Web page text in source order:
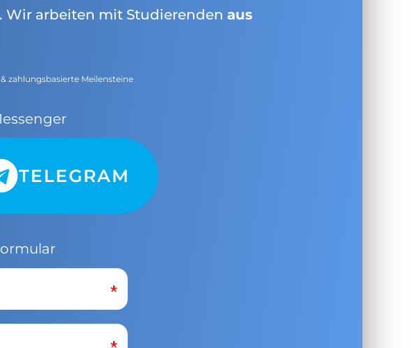
Wir arbeiten mit Studierendenaus
zahlungsbasierte Meilensteine
TELEGRAM